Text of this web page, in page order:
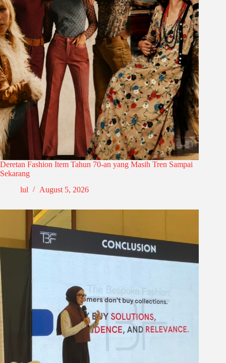
Deretan Fashion Item Tahun 70-an yang Masih Tren Sampai
Sekarang
lul
August 5, 2026